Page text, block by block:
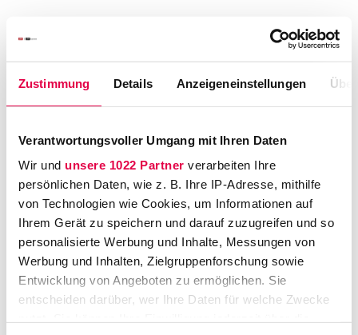
Zustimmung Details Anzeigeneinstellungen
Verantwortungsvoller Umgang mit Ihren Daten
Wir und unsere 1022 Partner verarbeiten Ihre
persönlichen Daten, wie z. B. Ihre IP-Adresse, mithilfe
von Technologien wie Cookies, um Informationen auf
Ihrem Gerät zu speichern und darauf zuzugreifen und so
personalisierte Werbung und Inhalte, Messungen von
Werbung und Inhalten, Zielgruppenforschung sowie
Entwicklung von Angeboten zu ermöglichen. Sie
entscheiden darüber, wer Ihre Daten für welche Zwecke